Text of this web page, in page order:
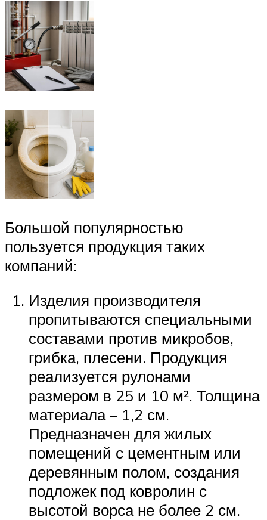
Большой популярностью
пользуется продукция таких
компаний:
Изделия производителя
пропитываются специальными
составами против микробов,
грибка, плесени. Продукция
реализуется рулонами
размером в 25 и 10 м². Толщина
материала – 1,2 см.
Предназначен для жилых
помещений с цементным или
деревянным полом, создания
подложек под ковролин с
высотой ворса не более 2 см.